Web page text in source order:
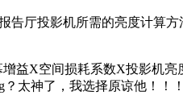
告厅投影机所需的亮度计算
益X空间损耗系数X投影机
？太神了，我选择原谅他！